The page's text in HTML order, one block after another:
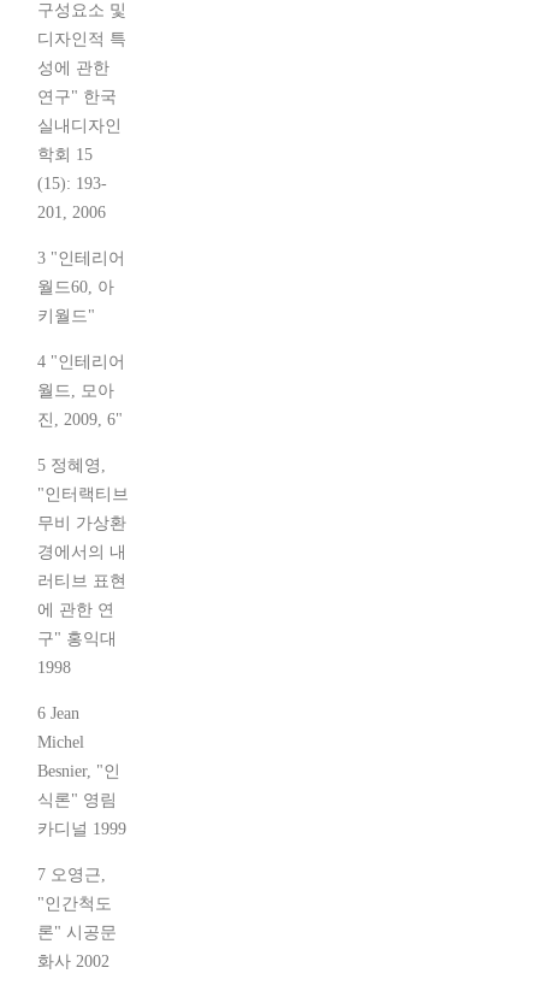
구성요소 및
디자인적 특
성에 관한
연구" 한국
실내디자인
학회 15
(15): 193-
201, 2006
3 "인테리어
월드60, 아
키월드"
4 "인테리어
월드, 모아
진, 2009, 6"
5 정혜영,
"인터랙티브
무비 가상환
경에서의 내
러티브 표현
에 관한 연
구" 홍익대
1998
6 Jean
Michel
Besnier, "인
식론" 영림
카디널 1999
7 오영근,
"인간척도
론" 시공문
화사 2002